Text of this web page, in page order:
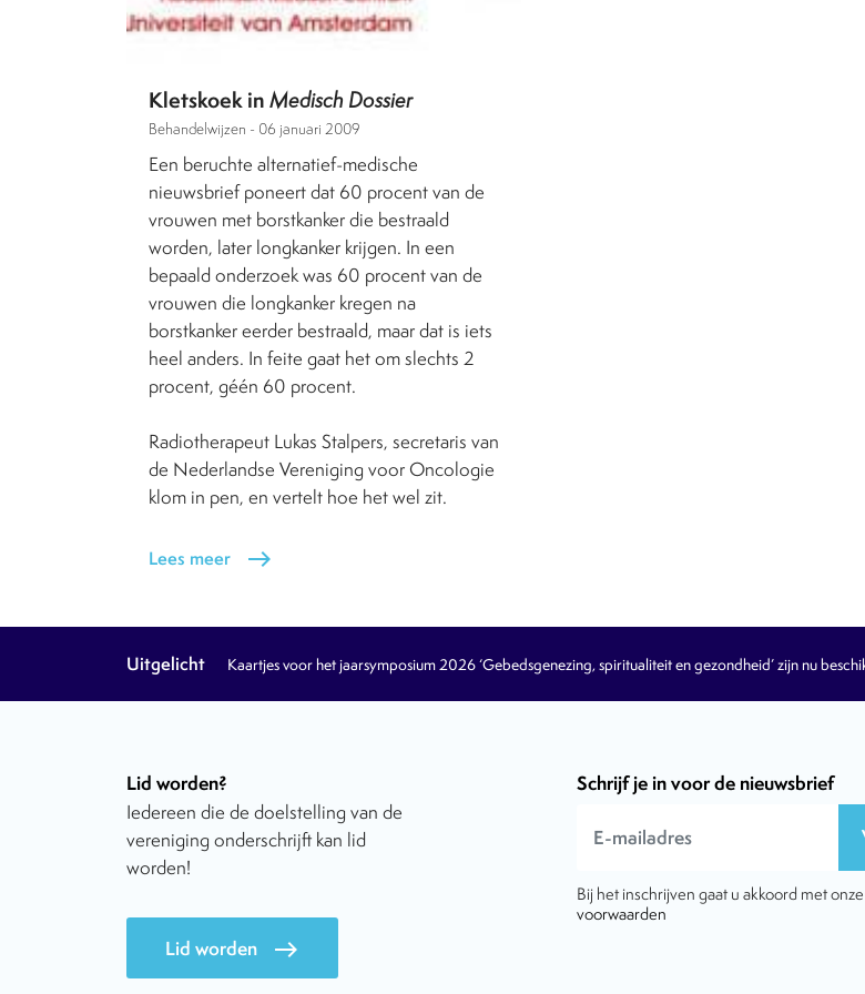
Kletskoek in Medisch Dossier
Behandelwijzen - 06 januari 2009
Een beruchte alternatief-medische
nieuwsbrief poneert dat 60 procent van de
vrouwen met borstkanker die bestraald
worden, later longkanker krijgen. In een
bepaald onderzoek was 60 procent van de
vrouwen die longkanker kregen na
borstkanker eerder bestraald, maar dat is iets
heel anders. In feite gaat het om slechts 2
procent, géén 60 procent.
Radiotherapeut Lukas Stalpers, secretaris van
de Nederlandse Vereniging voor Oncologie
klom in pen, en vertelt hoe het wel zit.
Lees meer east
Uitgelicht Kaartjes voor het jaarsymposium 2026 ‘Gebedsgenezing, spiritualiteit en gezondheid’ zijn nu
Lid worden?
Iedereen die de doelstelling van de
vereniging onderschrijft kan lid
worden!
Lid worden east
Schrijf je in voor de nieuwsbrief
Bij het inschrijven gaat u akkoord met onze
voorwaarden